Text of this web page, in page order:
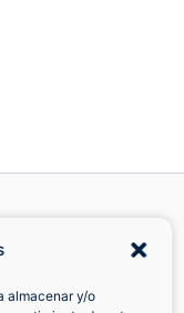
almacenar y/o
Facebook